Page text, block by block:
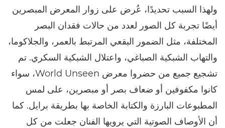
ولهذا السبب تحديدًا، عُرض على زوار المعرض المبصرين
أيضًا تجربة كل الصور لعدد من حالات فقدان البصر
المختلفة، مثل الضمور البقعي المرتبط بالعمر، والجلاكوما،
والتهاب الشبكية الصباغي، واعتلال الشبكية السكري. تم
تشجيع جميع من حضروا معرض World Unseen، سواء
كانوا مكفوفين أو ضعاف بصر أو مبصرين، على لمس
المطبوعات البارزة والكتابة الخاصة بها بطريقة برايل. كما
أن الأوصاف الصوتية التي يرويها الفنان جعلت من كل